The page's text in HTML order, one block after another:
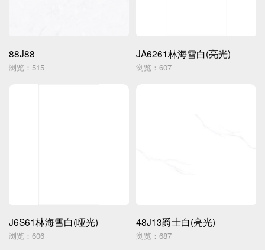
88J88
浏览：515
JA6261林海雪白(亮光)
浏览：607
J6S61林海雪白(哑光)
浏览：606
48J13爵士白(亮光)
浏览：687